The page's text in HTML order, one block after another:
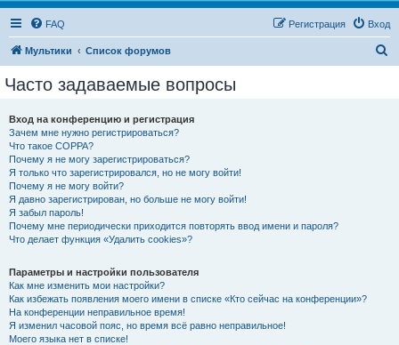
FAQ Вход
Регистрация
Мультики Список форумов
Часто задаваемые вопросы
Вход на конференцию и регистрация
Зачем мне нужно регистрироваться?
Что такое COPPA?
Почему я не могу зарегистрироваться?
Я только что зарегистрировался, но не могу войти!
Почему я не могу войти?
Я давно зарегистрирован, но больше не могу войти!
Я забыл пароль!
Почему мне периодически приходится повторять ввод имени и пароля?
Что делает функция «Удалить cookies»?
Параметры и настройки пользователя
Как мне изменить мои настройки?
Как избежать появления моего имени в списке «Кто сейчас на конференции»?
На конференции неправильное время!
Я изменил часовой пояс, но время всё равно неправильное!
Моего языка нет в списке!